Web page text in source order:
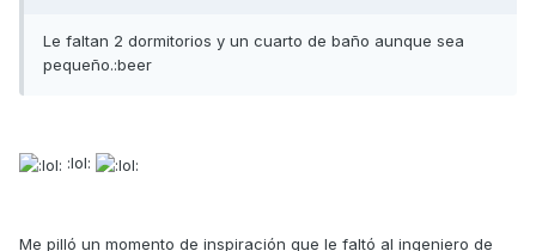
Le faltan 2 dormitorios y un cuarto de baño aunque sea
pequeño.:beer
:lol:
Me pilló un momento de inspiración que le faltó al ingeniero de